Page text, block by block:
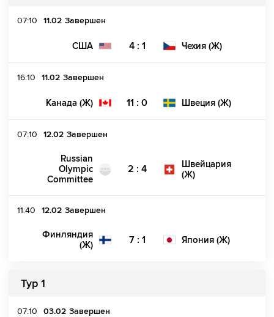
07:10 11.02 Завершен
США 4 : 1 Чехия (Ж)
16:10 11.02 Завершен
Канада (Ж) 11 : 0 Швеция (Ж)
07:10 12.02 Завершен
Russian
Olympic
Committee
2 : 4
Швейцария
(Ж)
11:40 12.02 Завершен
Финляндия
(Ж)
7 : 1 Япония (Ж)
Тур 1
07:10 03.02 Завершен